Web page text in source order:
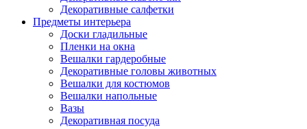
Декоративные салфетки
Предметы интерьера
Доски гладильные
Пленки на окна
Вешалки гардеробные
Декоративные головы животных
Вешалки для костюмов
Вешалки напольные
Вазы
Декоративная посуда